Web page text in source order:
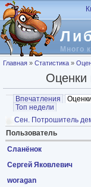
Перейти к основному
Много
Вы здесь
Главная » Статистика »
Оценки
Главные вкладки
Впечатления Оценки
Топ недели
Сен. Потрошитель
Пользователь
Сланёнок
Сергей Яковлевич
woragan